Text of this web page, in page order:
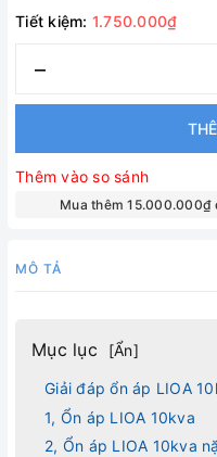
Tiết kiệm: 1.750.000₫
–
Thêm vào so sánh
Mua thêm
MÔ TẢ
Mục lục [Ẩn]
Giải đáp ổn áp LIOA
1, Ổn áp LIOA 10kva
2, Ổn áp LIOA 10kva